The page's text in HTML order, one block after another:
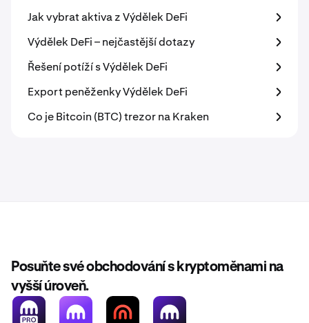
Jak vybrat aktiva z Výdělek DeFi
Výdělek DeFi – nejčastější dotazy
Řešení potíží s Výdělek DeFi
Export peněženky Výdělek DeFi
Co je Bitcoin (BTC) trezor na Kraken
Posuňte své obchodování s kryptoměnami na
vyšší úroveň.